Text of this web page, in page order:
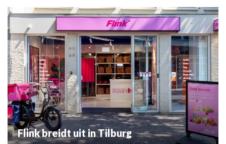
Flink breidt uit in Tilburg